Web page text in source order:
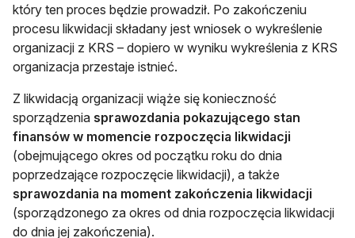
który ten proces będzie prowadził. Po zakończeniu
procesu likwidacji składany jest wniosek o wykreślenie
organizacji z KRS – dopiero w wyniku wykreślenia z KRS
organizacja przestaje istnieć.
Z likwidacją organizacji wiąże się konieczność
sporządzenia sprawozdania pokazującego stan
finansów w momencie rozpoczęcia likwidacji
(obejmującego okres od początku roku do dnia
poprzedzające rozpoczęcie likwidacji), a także
sprawozdania na moment zakończenia likwidacji
(sporządzonego za okres od dnia rozpoczęcia likwidacji
do dnia jej zakończenia).